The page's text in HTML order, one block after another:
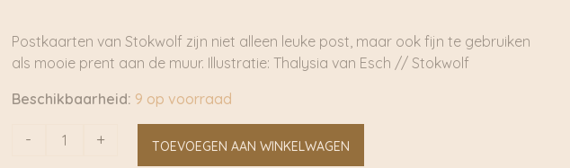
Postkaarten van Stokwolf zijn niet alleen leuke post, maar ook fijn te gebruiken
als mooie prent aan de muur. Illustratie: Thalysia van Esch // Stokwolf
Beschikbaarheid: 9 op voorraad
-
Huisgeranium+ TOEVOEGEN AAN WINKELWAGEN